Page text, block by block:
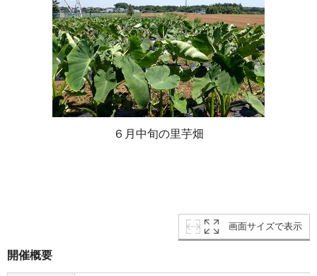
６月中旬の里芋畑
画面サイズで表示
開催概要